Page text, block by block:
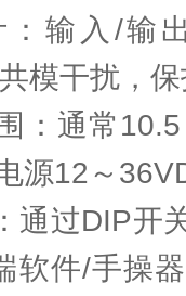
入/输出
模干扰，
通常10.5
源12～
过DIP开
软件/手操